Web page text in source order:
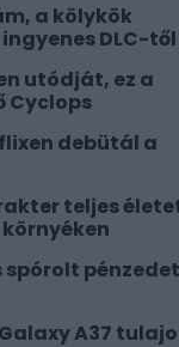
a kölykök
DLC-
utódját, ez a
Cyclops
debütál a
teljes
spórolt pénzedet
A37